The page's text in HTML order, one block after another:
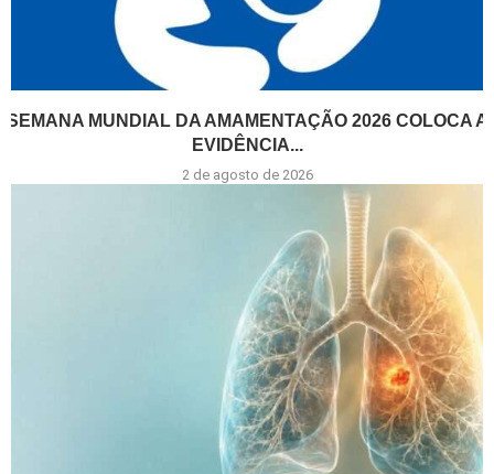
SEMANA MUNDIAL DA AMAMENTAÇÃO 2026 COLOCA A
EVIDÊNCIA...
2 de agosto de 2026